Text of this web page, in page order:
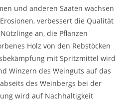
und anderen Saaten wachsen
verbessert die Qualität
an, die Pflanzen
Holz von den Rebstöcken
mit Spritzmittel wird
Winzern des Weinguts auf das
des Weinbergs bei der
wird auf Nachhaltigkeit